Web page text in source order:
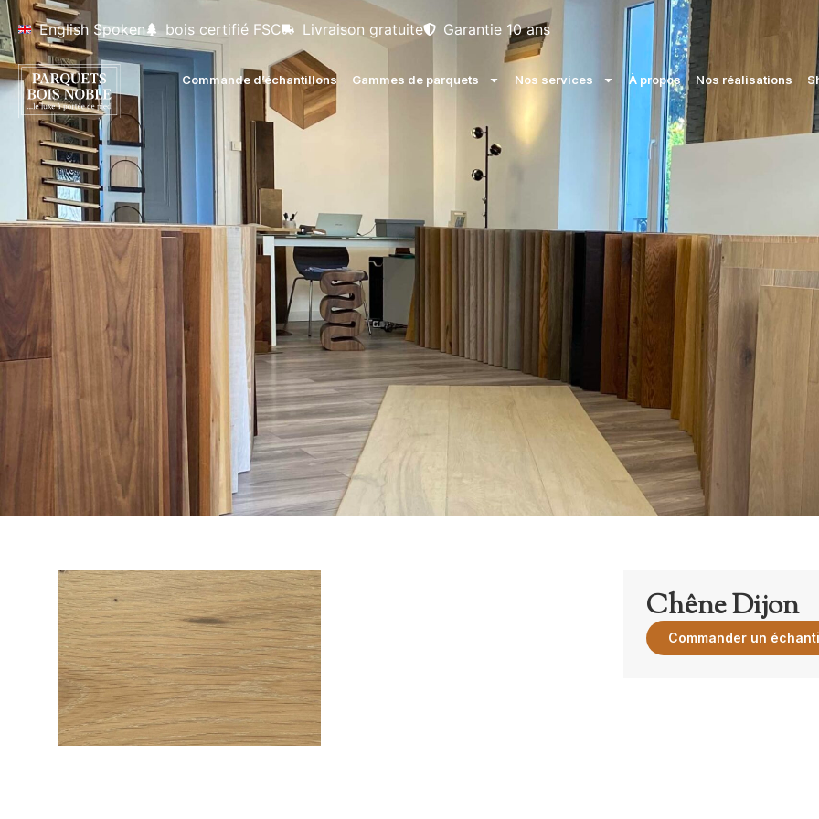
English Spoken bois certifié FSC Livraison gratuite Garantie 10 ans
Commande d’échantillons Gammes de parquets Nos services À propos Nos réalisations
Chêne Dijon
Commander un